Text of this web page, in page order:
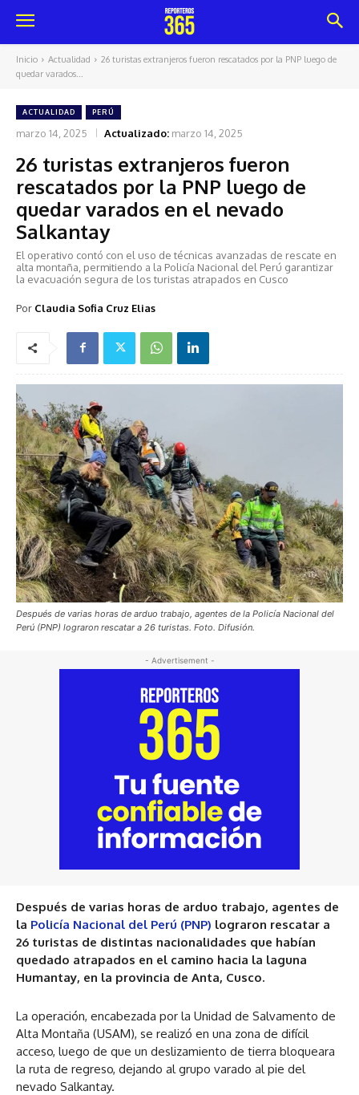
Inicio Actualidad
26 turistas extranjeros fueron rescatados por la PNP luego de
quedar varados...
ACTUALIDAD PERÚ
marzo 14, 2025 Actualizado: marzo 14, 2025
26 turistas extranjeros fueron
rescatados por la PNP luego de
quedar varados en el nevado
Salkantay
El operativo contó con el uso de técnicas avanzadas de rescate en
alta montaña, permitiendo a la Policía Nacional del Perú garantizar
la evacuación segura de los turistas atrapados en Cusco
Por Claudia Sofia Cruz Elias
Después de varias horas de arduo trabajo, agentes de la Policía Nacional del
Perú (PNP) lograron rescatar a 26 turistas. Foto. Difusión.
- Advertisement -
Después de varias horas de arduo trabajo, agentes de
la Policía Nacional del Perú (PNP) lograron rescatar a
26 turistas de distintas nacionalidades que habían
quedado atrapados en el camino hacia la laguna
Humantay, en la provincia de Anta, Cusco.
La operación, encabezada por la Unidad de Salvamento de
Alta Montaña (USAM), se realizó en una zona de difícil
acceso, luego de que un deslizamiento de tierra bloqueara
la ruta de regreso, dejando al grupo varado al pie del
nevado Salkantay.